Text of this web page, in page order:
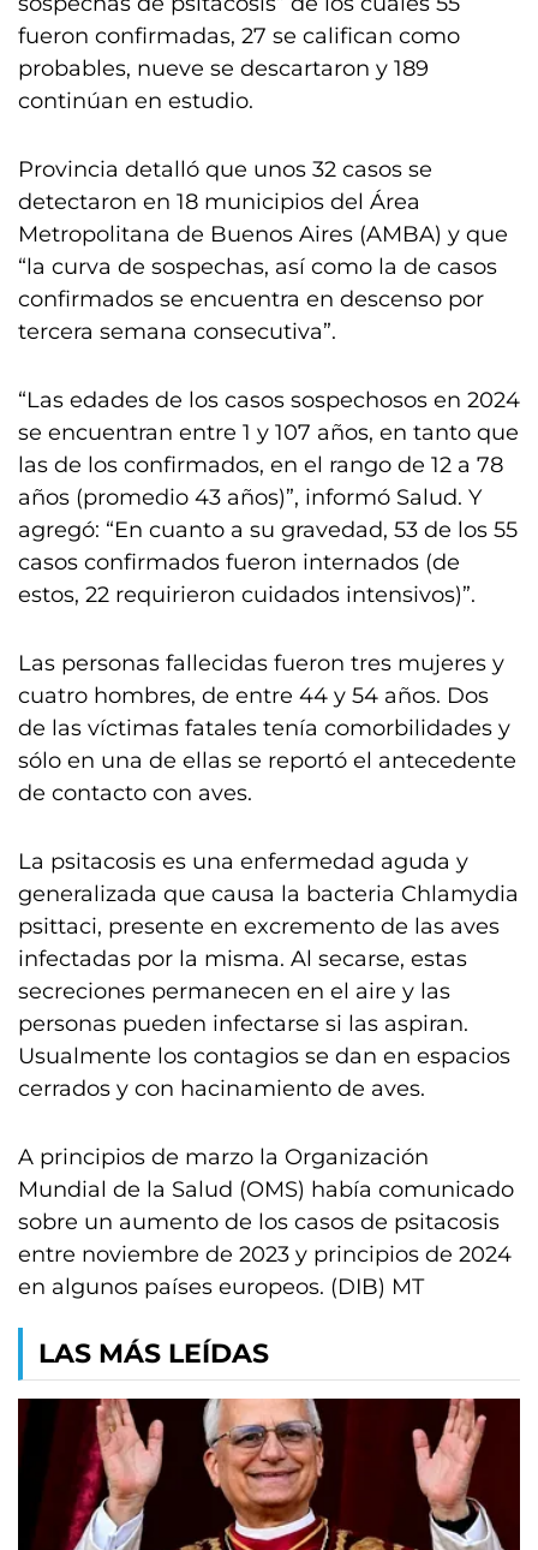
fueron confirmadas, 27 se califican como
probables, nueve se descartaron y 189
continúan en estudio.
Provincia detalló que unos 32 casos se
detectaron en 18 municipios del Área
Metropolitana de Buenos Aires (AMBA) y que
“la curva de sospechas, así como la de casos
confirmados se encuentra en descenso por
tercera semana consecutiva”.
“Las edades de los casos sospechosos en 2024
se encuentran entre 1 y 107 años, en tanto que
las de los confirmados, en el rango de 12 a 78
años (promedio 43 años)”, informó Salud. Y
agregó: “En cuanto a su gravedad, 53 de los 55
casos confirmados fueron internados (de
estos, 22 requirieron cuidados intensivos)”.
Las personas fallecidas fueron tres mujeres y
cuatro hombres, de entre 44 y 54 años. Dos
de las víctimas fatales tenía comorbilidades y
sólo en una de ellas se reportó el antecedente
de contacto con aves.
La psitacosis es una enfermedad aguda y
generalizada que causa la bacteria Chlamydia
psittaci, presente en excremento de las aves
infectadas por la misma. Al secarse, estas
secreciones permanecen en el aire y las
personas pueden infectarse si las aspiran.
Usualmente los contagios se dan en espacios
cerrados y con hacinamiento de aves.
A principios de marzo la Organización
Mundial de la Salud (OMS) había comunicado
sobre un aumento de los casos de psitacosis
entre noviembre de 2023 y principios de 2024
en algunos países europeos. (DIB) MT
LAS MÁS LEÍDAS